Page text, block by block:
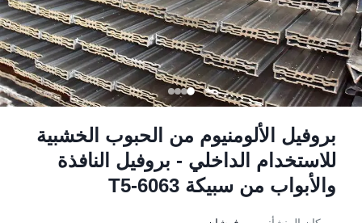
بروفيل الألومنيوم من الحبوب الخشبية
للاستخدام الداخلي - بروفيل النافذة
والأبواب من سبيكة 6063-T5